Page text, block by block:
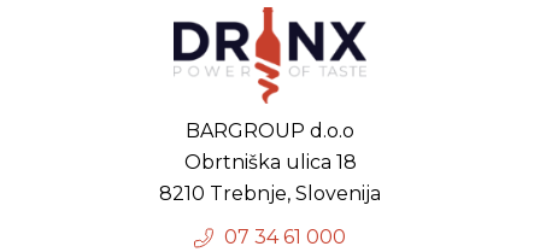
BARGROUP d.o.o
Obrtniška ulica 18
8210 Trebnje, Slovenija
07 34 61 000